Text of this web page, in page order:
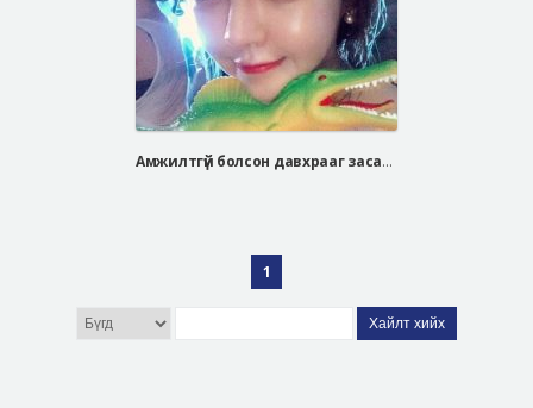
Амжилтгүй болсон давхрааг засах мэс засал
1
Хайлт хийх